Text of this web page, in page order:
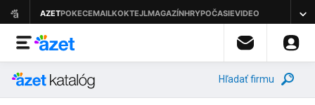
Hľadať firmu